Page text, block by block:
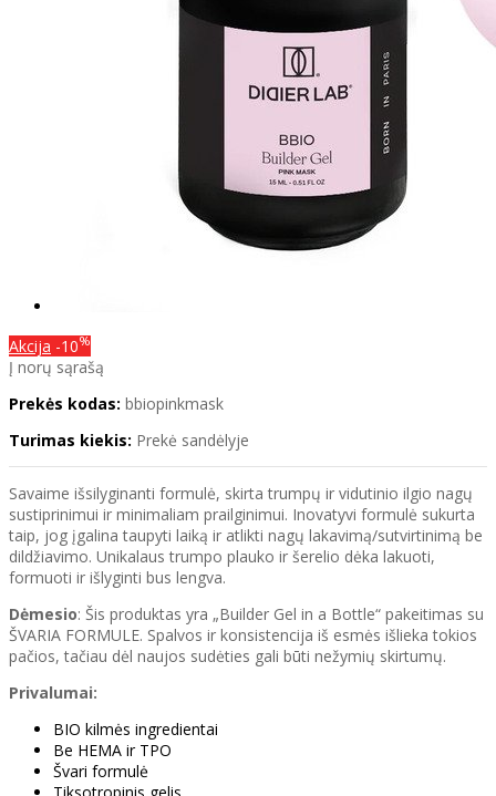
Akcija -10%
Į norų sąrašą
Prekės kodas: bbiopinkmask
Turimas kiekis: Prekė sandėlyje
Savaime išsilyginanti formulė, skirta trumpų ir vidutinio ilgio nagų
sustiprinimui ir minimaliam prailginimui. Inovatyvi formulė sukurta
taip, jog įgalina taupyti laiką ir atlikti nagų lakavimą/sutvirtinimą be
dildžiavimo. Unikalaus trumpo plauko ir šerelio dėka lakuoti,
formuoti ir išlyginti bus lengva.
Dėmesio: Šis produktas yra „Builder Gel in a Bottle“ pakeitimas su
ŠVARIA FORMULE. Spalvos ir konsistencija iš esmės išlieka tokios
pačios, tačiau dėl naujos sudėties gali būti nežymių skirtumų.
Privalumai:
BIO kilmės ingredientai
Be HEMA ir TPO
Švari formulė